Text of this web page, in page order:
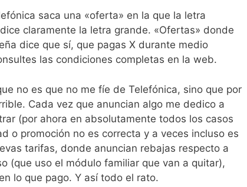
saca una «oferta» en la que la letra
claramente la letra grande. «Ofertas» donde
dice que sí, que pagas X durante medio
las condiciones completas en la web.
no es que no me fíe de Telefónica, sino que por
Cada vez que anuncian algo me dedico a
(por ahora en absolutamente todos los casos
o promoción no es correcta y a veces incluso es
tarifas, donde anuncian rebajas respecto a
(que uso el módulo familiar que van a quitar),
lo que pago. Y así todo el rato.